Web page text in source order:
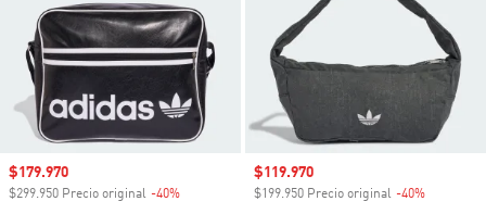
Precio de venta
$179.970
$299.950 Precio original -40%
Precio de venta
$119.970
$199.950 Precio original -40%